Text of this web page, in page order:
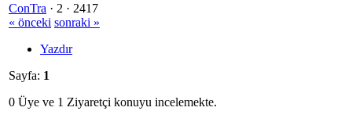
ConTra · 2 · 2417
« önceki sonraki »
Yazdır
Sayfa: 1
0 Üye ve 1 Ziyaretçi konuyu incelemekte.